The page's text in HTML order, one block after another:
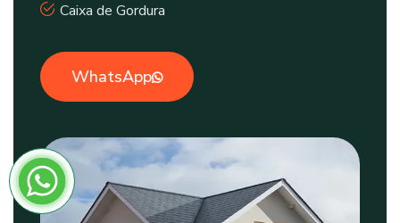
Caixa de Gordura
WhatsApp